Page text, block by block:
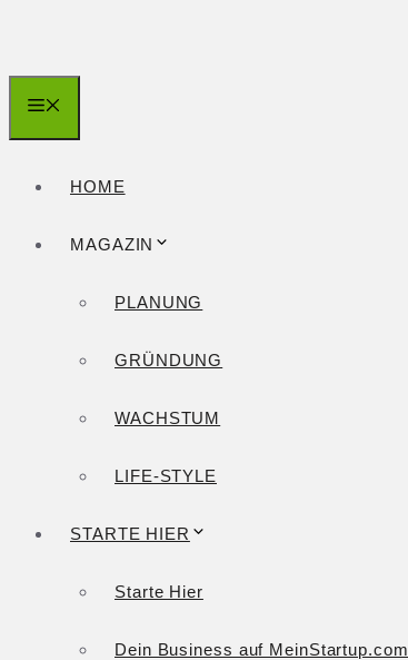
springen
HOME
MAGAZIN
PLANUNG
GRÜNDUNG
WACHSTUM
LIFE-STYLE
STARTE HIER
Starte Hier
Dein Business auf MeinStartup.com